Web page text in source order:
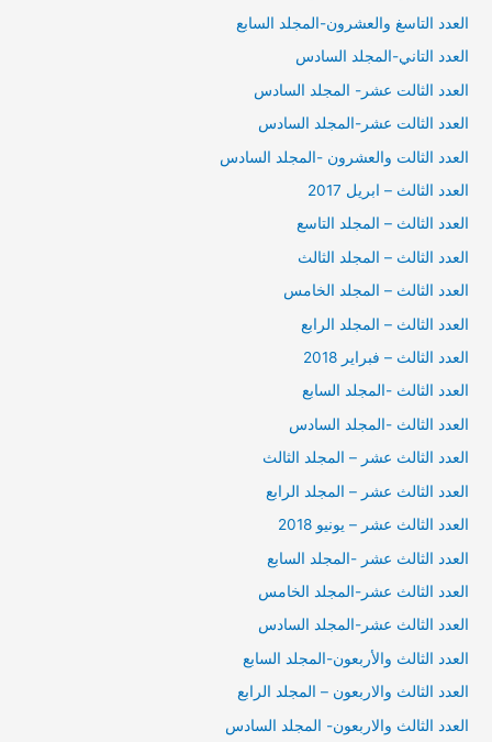
العدد التاسغ والعشرون-المجلد السابع
العدد التاني-المجلد السادس
العدد الثالت عشر- المجلد السادس
العدد الثالت عشر-المجلد السادس
العدد الثالت والعشرون -المجلد السادس
العدد الثالث – ابريل 2017
العدد الثالث – المجلد التاسع
العدد الثالث – المجلد الثالث
العدد الثالث – المجلد الخامس
العدد الثالث – المجلد الرابع
العدد الثالث – فبراير 2018
العدد الثالث -المجلد السابع
العدد الثالث -المجلد السادس
العدد الثالث عشر – المجلد الثالث
العدد الثالث عشر – المجلد الرابع
العدد الثالث عشر – يونيو 2018
العدد الثالث عشر -المجلد السابع
العدد الثالث عشر-المجلد الخامس
العدد الثالث عشر-المجلد السادس
العدد الثالث والأربعون-المجلد السابع
العدد الثالث والاربعون – المجلد الرابع
العدد الثالث والاربعون- المجلد السادس